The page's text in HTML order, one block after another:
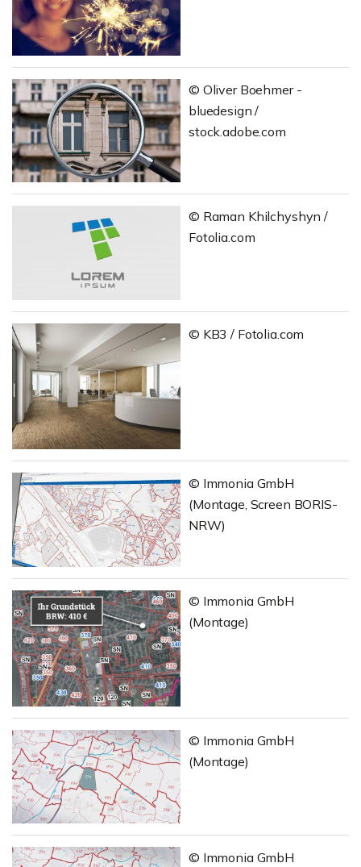
© Oliver Boehmer -
bluedesign /
stock.adobe.com
© Raman Khilchyshyn /
Fotolia.com
© KB3 / Fotolia.com
© Immonia GmbH
(Montage, Screen BORIS-
NRW)
© Immonia GmbH
(Montage)
© Immonia GmbH
(Montage)
© Immonia GmbH